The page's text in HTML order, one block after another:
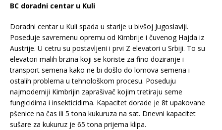
BC doradni centar u Kuli
Doradni centar u Kuli spada u starije u bivšoj Jugoslaviji.
Poseduje savremenu opremu od Kimbrije i čuvenog Hajda iz
Austrije. U cetru su postavljeni i prvi Z elevatori u Srbiji. To su
elevatori malih brzina koji se koriste za fino doziranje i
transport semena kako ne bi došlo do lomova semena i
ostalih problema u tehnološkom procesu. Poseduju
najmoderniji Kimbrijin zaprašivač kojim tretiraju seme
fungicidima i insekticidima. Kapacitet dorade je 8t upakovane
pšenice na čas ili 5 tona kukuruza na sat. Dnevni kapacitet
sušare za kukuruz je 65 tona prijema klipa.